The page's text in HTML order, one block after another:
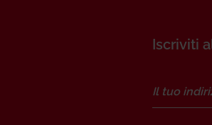
Iscriviti